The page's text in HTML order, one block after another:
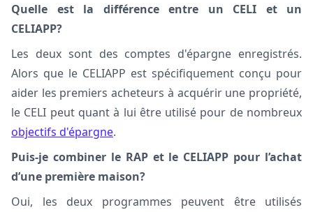
Quelle est la différence entre un CELI et un
CELIAPP?
Les deux sont des comptes d'épargne enregistrés.
Alors que le CELIAPP est spécifiquement conçu pour
aider les premiers acheteurs à acquérir une propriété,
le CELI peut quant à lui être utilisé pour de nombreux
objectifs d'épargne.
Puis-je combiner le RAP et le CELIAPP pour l’achat
d’une première maison?
Oui, les deux programmes peuvent être utilisés